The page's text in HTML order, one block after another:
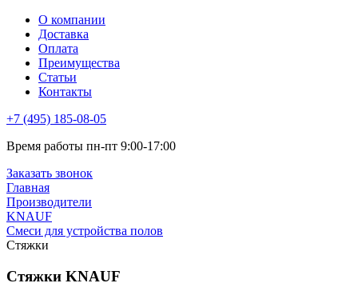
О компании
Доставка
Оплата
Преимущества
Статьи
Контакты
+7 (495) 185-08-05
Время работы пн-пт 9:00-17:00
Заказать звонок
Главная
Производители
KNAUF
Смеси для устройства полов
Стяжки
Стяжки KNAUF